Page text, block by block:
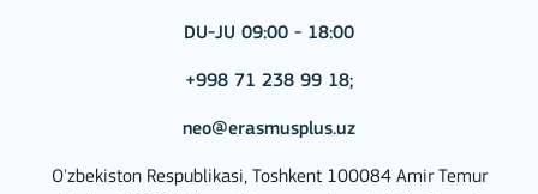
DU-JU 09:00 - 18:00
+998 71 238 99 18;
neo@erasmusplus.uz
O'zbekiston Respublikasi, Toshkent 100084 Amir Temur